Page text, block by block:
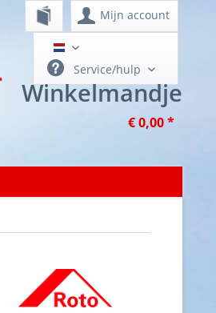
Mijn account
Winkelmandje
€ 0,00 *
België - Luxemburg NL
Service/hulp